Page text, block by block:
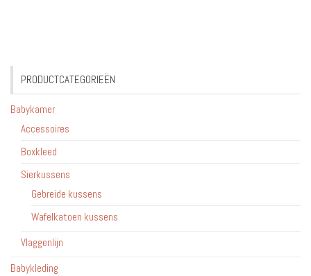
PRODUCTCATEGORIEËN
Babykamer
Accessoires
Boxkleed
Sierkussens
Gebreide kussens
Wafelkatoen kussens
Vlaggenlijn
Babykleding